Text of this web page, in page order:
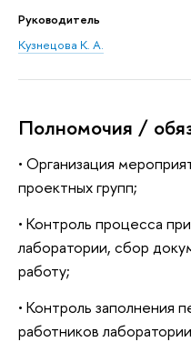
Руководитель
Кузнецова К. А.
Полномочия /
• Организация
проектных групп;
• Контроль процесса
лаборатории, сбор
работу;
• Контроль заполнения
работников